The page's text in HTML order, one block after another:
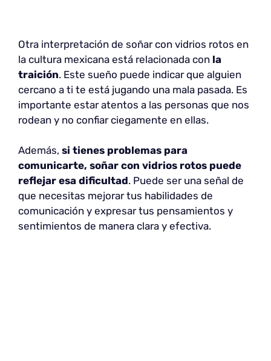
Otra interpretación de soñar con vidrios rotos en
la cultura mexicana está relacionada con la
traición. Este sueño puede indicar que alguien
cercano a ti te está jugando una mala pasada. Es
importante estar atentos a las personas que nos
rodean y no confiar ciegamente en ellas.
Además, si tienes problemas para
comunicarte, soñar con vidrios rotos puede
reflejar esa dificultad. Puede ser una señal de
que necesitas mejorar tus habilidades de
comunicación y expresar tus pensamientos y
sentimientos de manera clara y efectiva.